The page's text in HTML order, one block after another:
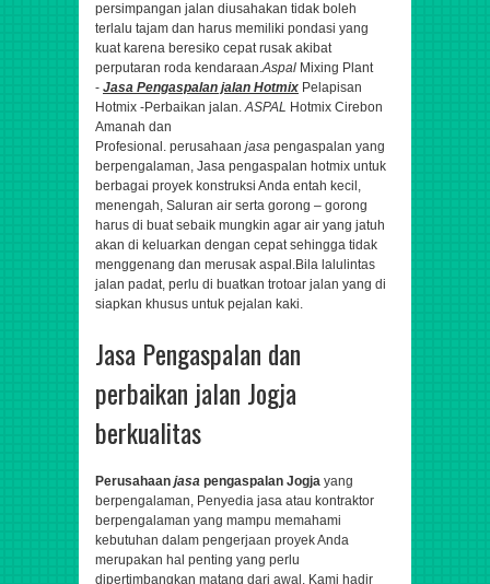
persimpangan jalan diusahakan tidak boleh
terlalu tajam dan harus memiliki pondasi yang
kuat karena beresiko cepat rusak akibat
perputaran roda kendaraan.Aspal Mixing Plant
- Jasa Pengaspalan jalan Hotmix Pelapisan
Hotmix -Perbaikan jalan.ASPAL Hotmix Cirebon
Amanah dan
Profesional. perusahaan jasa pengaspalan yang
berpengalaman, Jasa pengaspalan hotmix untuk
berbagai proyek konstruksi Anda entah kecil,
menengah, Saluran air serta gorong – gorong
harus di buat sebaik mungkin agar air yang jatuh
akan di keluarkan dengan cepat sehingga tidak
menggenang dan merusak aspal.Bila lalulintas
jalan padat, perlu di buatkan trotoar jalan yang di
siapkan khusus untuk pejalan kaki.
Jasa Pengaspalan dan
perbaikan jalan Jogja
berkualitas
Perusahaan jasa pengaspalan Jogja yang
berpengalaman, Penyedia jasa atau kontraktor
berpengalaman yang mampu memahami
kebutuhan dalam pengerjaan proyek Anda
merupakan hal penting yang perlu
dipertimbangkan matang dari awal. Kami hadir